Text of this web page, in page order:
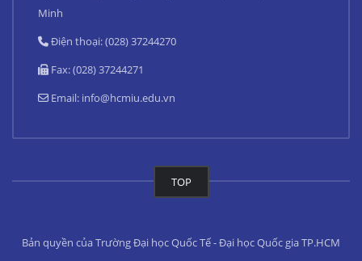
Minh
Điện thoại: (028) 37244270
Fax: (028) 37244271
Email: info@hcmiu.edu.vn
TOP
Bản quyền của Trường Đại học Quốc Tế - Đại học Quốc gia TP.HCM